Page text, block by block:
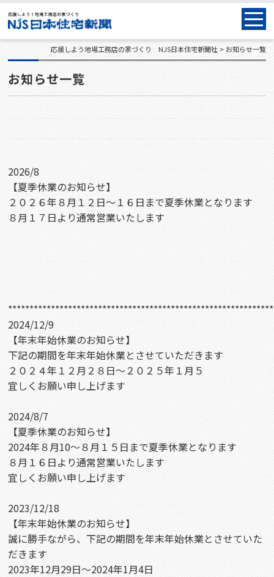
応援しよう地場工務店の家づくり NJS日本住宅新聞社 お知らせ一覧
お知らせ一覧
2026/8
【夏季休業のお知らせ】
２０２６年８月１２日～１６日まで夏季休業となります
８月１７日より通常営業いたします
2024/12/9
【年末年始休業のお知らせ】
下記の期間を年末年始休業とさせていただきます
２０２４年１２月２８日～２０２５年１月５
宜しくお願い申し上げます
2024/8/7
【夏季休業のお知らせ】
2024年８月10～８月１５日まで夏季休業となります
８月１６日より通常営業いたします
宜しくお願い申し上げます
2023/12/18
【年末年始休業のお知らせ】
誠に勝手ながら、下記の期間を年末年始休業とさせていた
だきます
2023年12月29日～2024年1月4日